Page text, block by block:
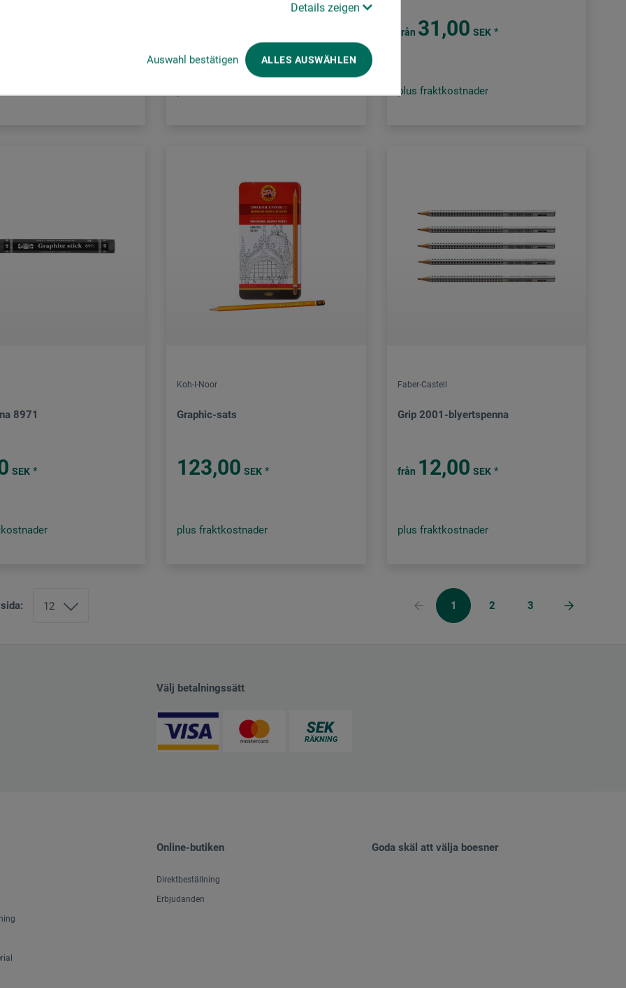
Details zeigen
Auswahl bestätigen ALLES AUSWÄHLEN
från 31,00 SEK *
plus fraktkostnader
8971
SEK *
Koh-I-Noor
Graphic-sats
123,00 SEK *
plus fraktkostnader
Faber-Castell
Grip 2001-blyertspenna
från 12,00 SEK *
plus fraktkostnader
1 2 3
Välj betalningssätt
Online-butiken
Direktbeställning
Erbjudanden
Goda skäl att välja boesner